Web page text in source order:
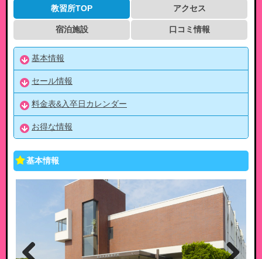
教習所TOP アクセス
宿泊施設 口コミ情報
基本情報
セール情報
料金表&入卒日カレンダー
お得な情報
基本情報